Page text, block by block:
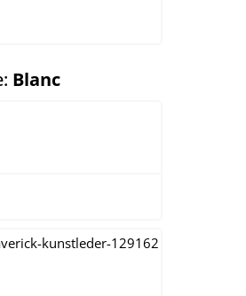
Blancselect